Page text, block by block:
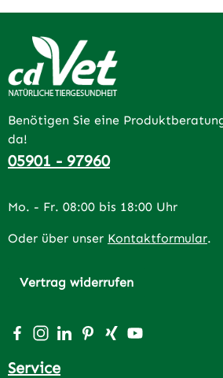
Benötigen Sie eine
da!
05901 - 97960
Mo. - Fr. 08:00 bis 18:00 Uhr
Oder über unser Kontaktformular.
Vertrag widerrufen
Besuche uns auf Facebook –
Schau auf Instagram vorbei –
Vernetze dich mit uns auf
Lass dich auf
Vernetze dich mit
Sieh dir unsere
Service